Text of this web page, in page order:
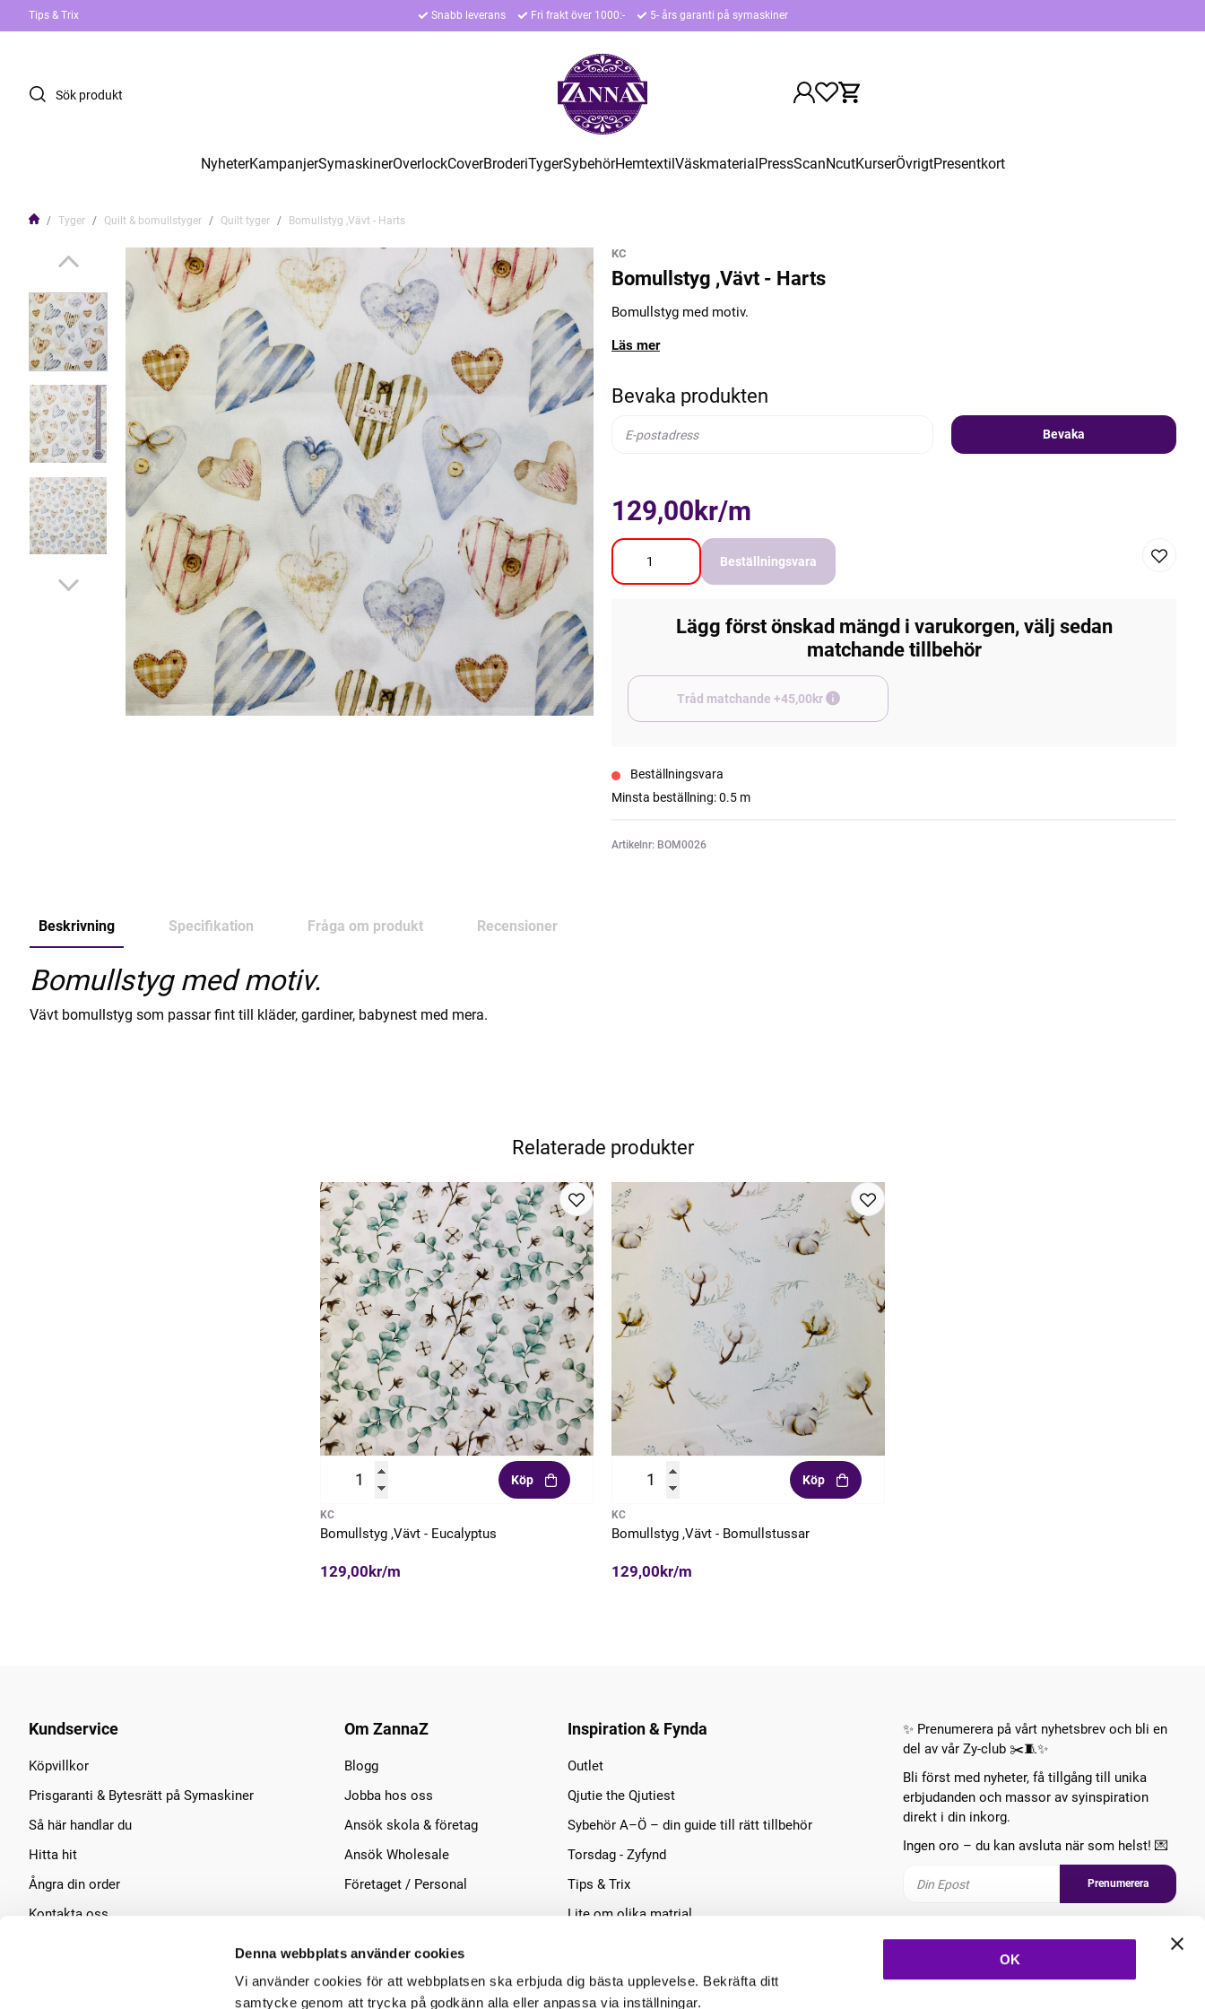
Denna webbplats använder cookies
Vi använder cookies för att webbplatsen ska erbjuda dig bästa upplevelse. Bekräfta ditt
samtycke genom att trycka på godkänn alla eller anpassa via inställningar.
OK
Tips & Trix Snabb leverans Fri frakt över 1000:- 5- års garanti på symaskiner
NyheterKampanjerSymaskinerOverlockCoverBroderiTygerSybehörHemtextilVäskmaterialPressScanNcutKurserÖvrigtPresentkort
Tyger Quilt & bomullstyger Quilt tyger Bomullstyg ,Vävt - Harts
KC
Bomullstyg ,Vävt - Harts
Bomullstyg med motiv.
Läs mer
Bevaka produkten
Bevaka
129,00kr/m
Beställningsvara
Lägg först önskad mängd i varukorgen, välj sedan
matchande tillbehör
Tråd matchande +45,00kr
Beställningsvara
Minsta beställning: 0.5 m
Artikelnr: BOM0026
Beskrivning Specifikation Fråga om produkt Recensioner
Bomullstyg med motiv.
Vävt bomullstyg som passar fint till kläder, gardiner, babynest med mera.
Relaterade produkter
Köp
KC
Bomullstyg ,Vävt - Eucalyptus
129,00kr/m
Köp
KC
Bomullstyg ,Vävt - Bomullstussar
129,00kr/m
Kundservice
Köpvillkor
Prisgaranti & Bytesrätt på Symaskiner
Så här handlar du
Hitta hit
Ångra din order
Kontakta oss
Om ZannaZ
Blogg
Jobba hos oss
Ansök skola & företag
Ansök Wholesale
Företaget / Personal
Inspiration & Fynda
Outlet
Qjutie the Qjutiest
Sybehör A–Ö – din guide till rätt tillbehör
Torsdag - Zyfynd
Tips & Trix
Lite om olika matrial
✨ Prenumerera på vårt nyhetsbrev och bli en
del av vår Zy-club ✂️🧵✨
Bli först med nyheter, få tillgång till unika
erbjudanden och massor av syinspiration
direkt i din inkorg.
Ingen oro – du kan avsluta när som helst! 💌
Prenumerera